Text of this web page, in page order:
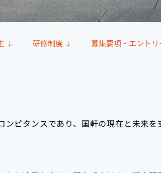
研修制度 募集要項・ エントリ
ンピタンスであり、国軒の現在と未来を